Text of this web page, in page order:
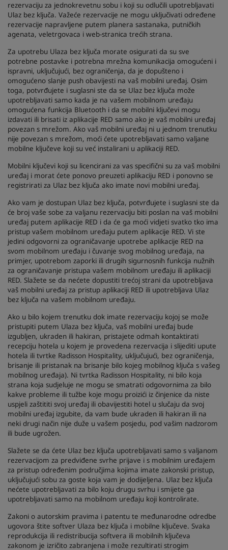
rezervaciju za jednokrevetnu sobu i koji su odlučili upotrebljavati
Ulaz bez ključa. Važeće rezervacije ne mogu uključivati određene
rezervacije napravljene putem planera sastanaka, putničkih
agenata, veletrgovaca i web-stranica trećih strana.
Za upotrebu Ulaza bez ključa morate osigurati da su sve
potrebne postavke i potrebna mrežna komunikacija omogućeni i
ispravni, uključujući, bez ograničenja, da je dopušteno i
omogućeno slanje push obavijesti na vaš mobilni uređaj. Osim
toga, potvrđujete i suglasni ste da se Ulaz bez ključa može
upotrebljavati samo kada je na vašem mobilnom uređaju
omogućena funkcija Bluetooth i da se mobilni ključevi mogu
izdavati ili brisati iz aplikacije RED samo ako je vaš mobilni uređaj
povezan s mrežom. Ako vaš mobilni uređaj ni u jednom trenutku
nije povezan s mrežom, moći ćete upotrebljavati samo valjane
mobilne ključeve koji su već instalirani u aplikaciji RED.
Mobilni ključevi koji su licencirani za vas specifični su za vaš mobilni
uređaj i morat ćete ponovo preuzeti aplikaciju RED i ponovno se
registrirati za Ulaz bez ključa ako imate novi mobilni uređaj.
Ako vam je dostupan Ulaz bez ključa, potvrđujete i suglasni ste da
će broj vaše sobe za valjanu rezervaciju biti poslan na vaš mobilni
uređaj putem aplikacije RED i da će ga moći vidjeti svatko tko ima
pristup vašem mobilnom uređaju putem aplikacije RED. Vi ste
jedini odgovorni za ograničavanje upotrebe aplikacije RED na
svom mobilnom uređaju i čuvanje svog mobilnog uređaja, na
primjer, upotrebom zaporki ili drugih sigurnosnih funkcija nužnih
za ograničavanje pristupa vašem mobilnom uređaju ili aplikaciji
RED. Slažete se da nećete dopustiti trećoj strani da upotrebljava
vaš mobilni uređaj za pristup aplikaciji RED ili upotrebljava Ulaz
bez ključa na vašem mobilnom uređaju.
Ako u bilo kojem trenutku dok imate rezervaciju kojoj se može
pristupiti putem Ulaza bez ključa, vaš mobilni uređaj bude
izgubljen, ukraden ili hakiran, pristajete odmah kontaktirati
recepciju hotela u kojem je provedena rezervacija i slijediti upute
hotela ili tvrtke Radisson Hospitality, uključujući, bez ograničenja,
brisanje ili pristanak na brisanje bilo kojeg mobilnog ključa s vašeg
mobilnog uređaja). Ni tvrtka Radisson Hospitality, ni bilo koja
strana koja sudjeluje ne mogu se smatrati odgovornima za bilo
kakve probleme ili tužbe koje mogu proizići iz činjenice da niste
uspjeli zaštititi svoj uređaj ili obavijestiti hotel u slučaju da svoj
mobilni uređaj izgubite, da vam bude ukraden ili hakiran ili na
neki drugi način nije duže u vašem posjedu, pod vašim nadzorom
ili bude ugrožen.
Slažete se da ćete Ulaz bez ključa upotrebljavati samo s valjanom
rezervacijom za predviđene svrhe prijave i s mobilnim uređajem
za pristup određenim područjima kojima imate zakonski pristup,
uključujući sobu za goste koja vam je dodijeljena. Ulaz bez ključa
nećete upotrebljavati za bilo koju drugu svrhu i smijete ga
upotrebljavati samo na mobilnom uređaju koji kontrolirate.
Zakoni o autorskim pravima i patentu te međunarodne odredbe
ugovora štite softver Ulaza bez ključa i mobilne ključeve. Svaka
reprodukcija ili redistribucija softvera ili mobilnih ključeva
zakonom je izričito zabranjena i može rezultirati strogim